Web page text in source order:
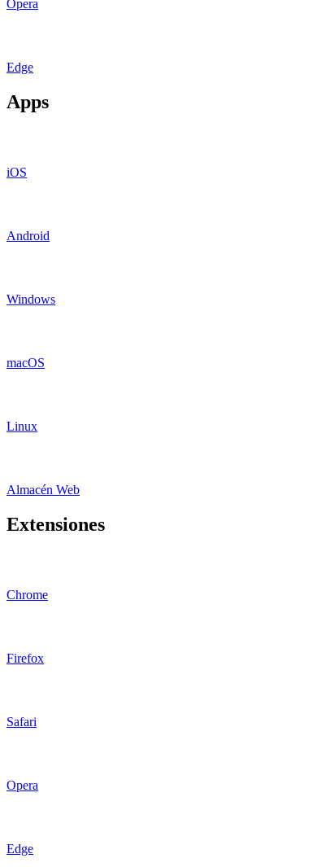
Opera
Edge
Apps
iOS
Android
Windows
macOS
Linux
Almacén Web
Extensiones
Chrome
Firefox
Safari
Opera
Edge